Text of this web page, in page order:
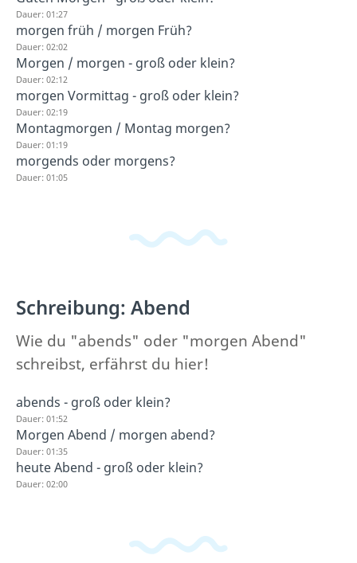
Dauer: 01:27
morgen früh / morgen Früh?
Dauer: 02:02
Morgen / morgen - groß oder klein?
Dauer: 02:12
morgen Vormittag - groß oder klein?
Dauer: 02:19
Montagmorgen / Montag morgen?
Dauer: 01:19
morgends oder morgens?
Dauer: 01:05
Schreibung: Abend
Wie du "abends" oder "morgen Abend"
schreibst, erfährst du hier!
abends - groß oder klein?
Dauer: 01:52
Morgen Abend / morgen abend?
Dauer: 01:35
heute Abend - groß oder klein?
Dauer: 02:00